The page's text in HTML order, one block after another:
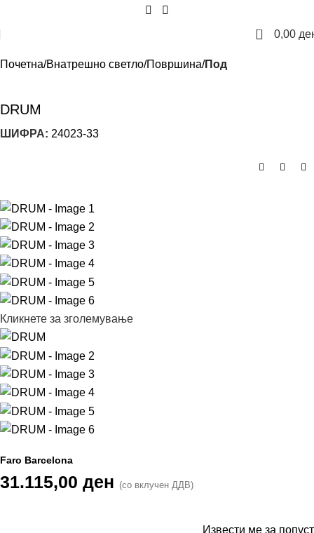
0 0,00
Почетна Внатрешно светло Површина Под
DRUM
ШИФРА: 24023-33
Кликнете за зголемување
Faro Barcelona
31.115,00 ден (со вклучен ДДВ)
Извести ме за попуст